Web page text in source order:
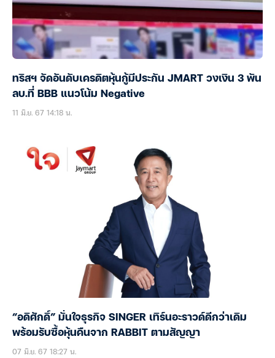
ทริสฯ จัดอันดับเครดิตหุ้นกู้มีประกัน JMART วงเงิน 3 พัน
ลบ.ที่ BBB แนวโน้ม Negative
11 มิ.ย. 67 14:18 น.
“อดิศักดิ์” มั่นใจธุรกิจ SINGER เทิร์นอะราวด์ดีกว่าเดิม
พร้อมรับซื้อหุ้นคืนจาก RABBIT ตามสัญญา
07 มิ.ย. 67 18:27 น.